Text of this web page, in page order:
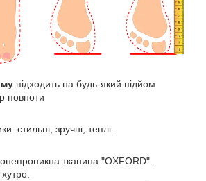
підходить на будь-який підйом
повноти
стильні, зручні, теплі.
тканина "OXFORD".